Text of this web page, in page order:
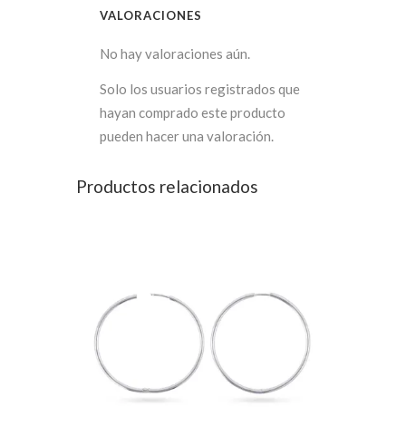
VALORACIONES
No hay valoraciones aún.
Solo los usuarios registrados que
hayan comprado este producto
pueden hacer una valoración.
Productos relacionados